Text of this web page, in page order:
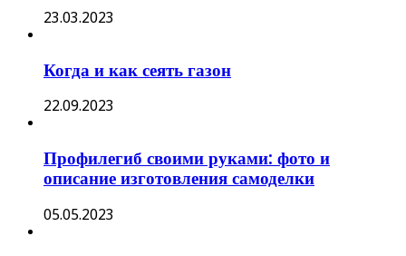
23.03.2023
Когда и как сеять газон
22.09.2023
Профилегиб своими руками: фото и
описание изготовления самоделки
05.05.2023